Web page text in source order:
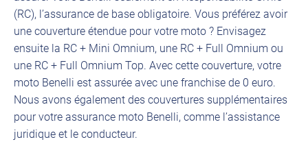
(RC), l’assurance de base obligatoire. Vous préférez avoir
une couverture étendue pour votre moto ? Envisagez
ensuite la RC + Mini Omnium, une RC + Full Omnium ou
une RC + Full Omnium Top. Avec cette couverture, votre
moto Benelli est assurée avec une franchise de 0 euro.
Nous avons également des couvertures supplémentaires
pour votre assurance moto Benelli, comme l’assistance
juridique et le conducteur.